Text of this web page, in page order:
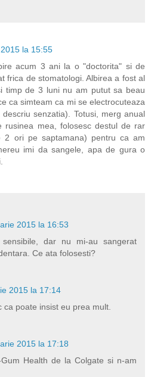
la 15:55
acum 3 ani la o "doctorita" si de
frica de stomatologi. Albirea a fost al
timp de 3 luni nu am putut sa beau
ca simteam ca mi se electrocuteaza
senzatia). Totusi, merg anual
rusinea mea, folosesc destul de rar
2 ori pe saptamana) pentru ca am
imi da sangele, apa de gura o
2015 la 16:53
dar nu mi-au sangerat
Ce ata folosesti?
2015 la 17:14
ca poate insist eu prea mult.
2015 la 17:18
Health de la Colgate si n-am